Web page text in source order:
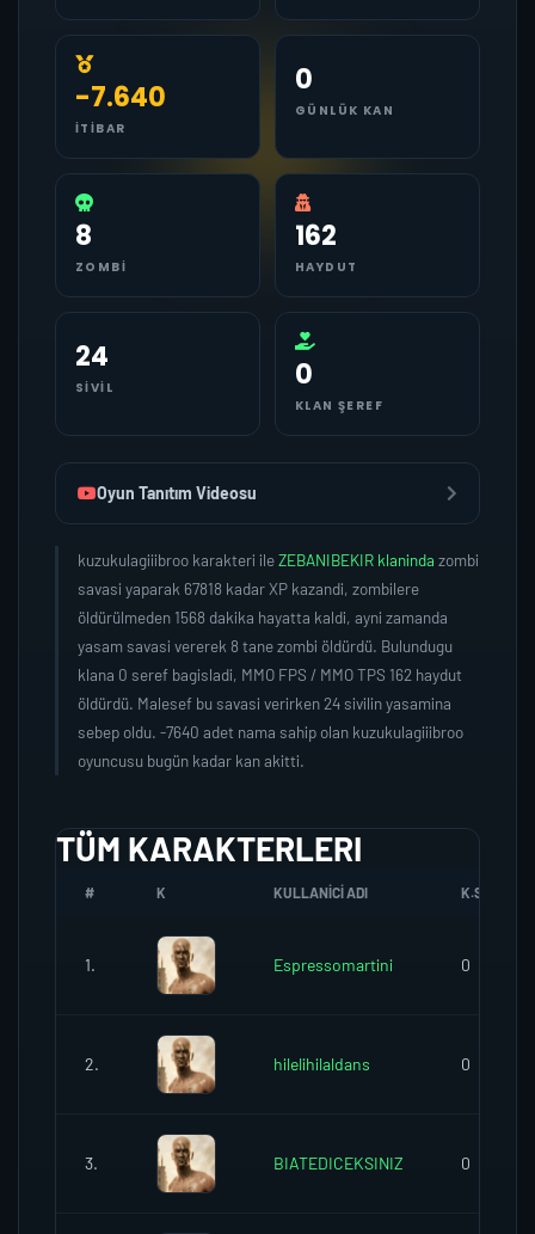
-7.640
İTIBAR
0
GÜNLÜK KAN
8
ZOMBI
162
HAYDUT
24
SIVIL 0
KLAN ŞEREF
Oyun Tanıtım Videosu
kuzukulagiiibroo karakteri ileZEBANIBEKIR klaninda zombi
savasi yaparak 67818 kadar XP kazandi, zombilere
öldürülmeden 1568 dakika hayatta kaldi, ayni zamanda
yasam savasi vererek 8 tane zombi öldürdü. Bulundugu
klana 0 seref bagisladi, MMO FPS / MMO TPS 162 haydut
öldürdü. Malesef bu savasi verirken 24 sivilin yasamina
sebep oldu. -7640 adet nama sahip olan kuzukulagiiibroo
oyuncusu bugün kadar kan akitti.
TÜM KARAKTERLERI
# K KULLANICI ADI K.SEREFI
1. Espressomartini 0
2. hilelihilaldans 0
3. BIATEDICEKSINIZ 0